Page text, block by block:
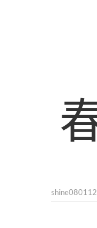
shine080112